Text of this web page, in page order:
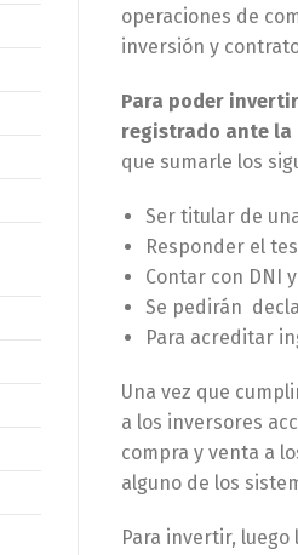
operaciones de
inversión y
Para poder
registrado ante la
que sumarle los
Ser titular de
Responder el
Contar con DNI
Se pedirán
Para acreditar
Una vez que
a los inversores
compra y venta a
alguno de los
Para invertir,